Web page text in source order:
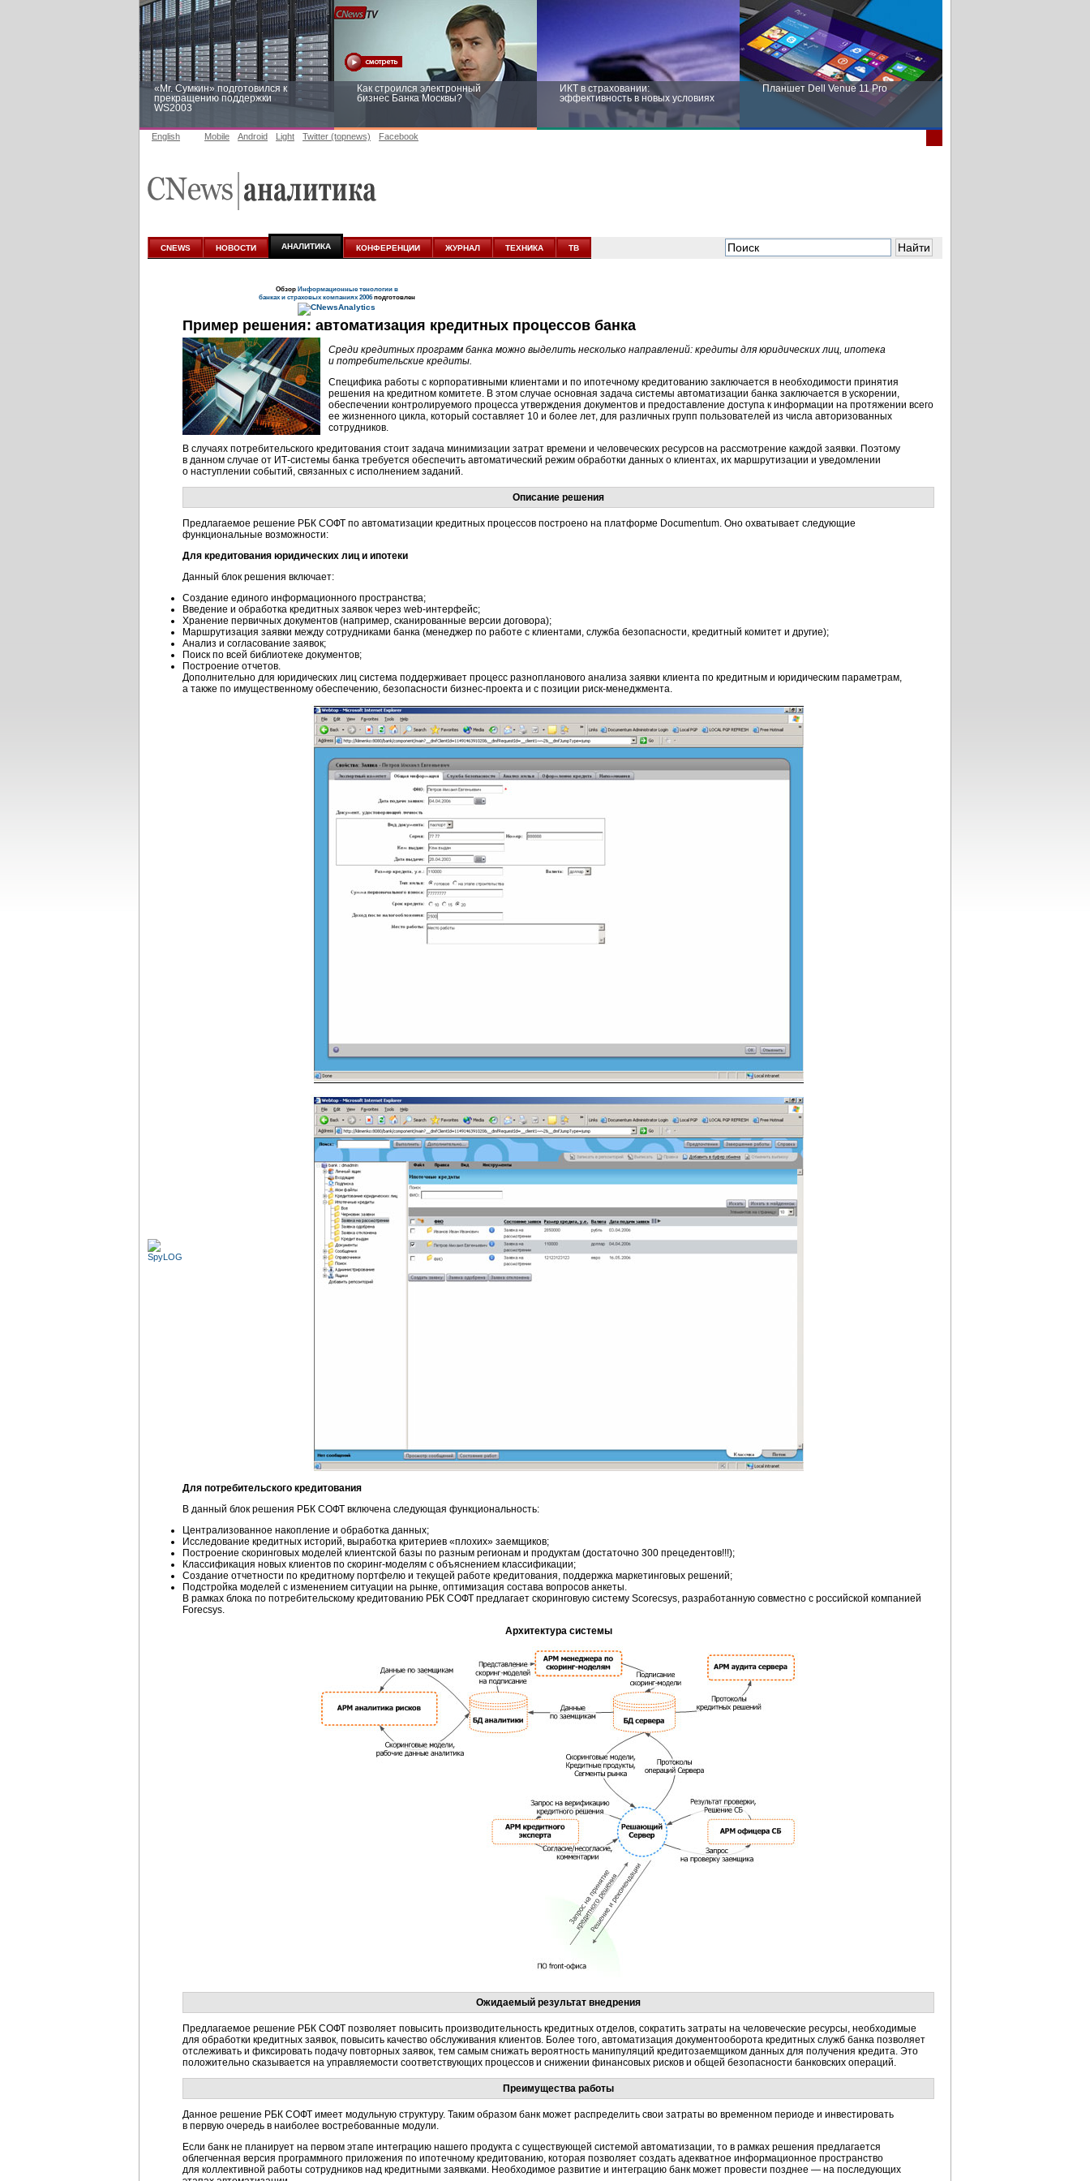
«Mr. Сумкин» подготовился к
прекращению поддержки
WS2003
Как строился электронный
бизнес Банка Москвы?
ИКТ в страховании:
эффективность в новых условиях
Планшет Dell Venue 11 Pro
аналитике
новых условиях
English Mobile Android Light Twitter (topnews) Facebook
CNEWS НОВОСТИ АНАЛИТИКА КОНФЕРЕНЦИИ ЖУРНАЛ ТЕХНИКА ТВ
Обзор Информационные тенологии в
банках и страховых компаниях 2006подготовлен
Пример решения: автоматизация кредитных процессов банка
Среди кредитных программ банка можно выделить несколько направлений: кредиты для юридических лиц, ипотека
и потребительские кредиты.
Специфика работы с корпоративными клиентами и по ипотечному кредитованию заключается в необходимости принятия
решения на кредитном комитете. В этом случае основная задача системы автоматизации банка заключается в ускорении,
обеспечении контролируемого процесса утверждения документов и предоставление доступа к информации на протяжении всего
ее жизненного цикла, который составляет 10 и более лет, для различных групп пользователей из числа авторизованных
сотрудников.
В случаях потребительского кредитования стоит задача минимизации затрат времени и человеческих ресурсов на рассмотрение каждой заявки. Поэтому
в данном случае от ИТ-системы банка требуется обеспечить автоматический режим обработки данных о клиентах, их маршрутизации и уведомлении
о наступлении событий, связанных с исполнением заданий.
Описание решения
Предлагаемое решение РБК СОФТ по автоматизации кредитных процессов построено на платформе Documentum. Оно охватывает следующие
функциональные возможности:
Для кредитования юридических лиц и ипотеки
Данный блок решения включает:
Создание единого информационного пространства;
Введение и обработка кредитных заявок через web-интерфейс;
Хранение первичных документов (например, сканированные версии договора);
Маршрутизация заявки между сотрудниками банка (менеджер по работе с клиентами, служба безопасности, кредитный комитет и другие);
Анализ и согласование заявок;
Поиск по всей библиотеке документов;
Построение отчетов.
Дополнительно для юридических лиц система поддерживает процесс разнопланового анализа заявки клиента по кредитным и юридическим параметрам,
а также по имущественному обеспечению, безопасности бизнес-проекта и с позиции риск-менеджмента.
Для потребительского кредитования
В данный блок решения РБК СОФТ включена следующая функциональность:
Централизованное накопление и обработка данных;
Исследование кредитных историй, выработка критериев «плохих» заемщиков;
Построение скоринговых моделей клиентской базы по разным регионам и продуктам (достаточно 300 прецедентов!!!);
Классификация новых клиентов по скоринг-моделям с объяснением классификации;
Создание отчетности по кредитному портфелю и текущей работе кредитования, поддержка маркетинговых решений;
Подстройка моделей с изменением ситуации на рынке, оптимизация состава вопросов анкеты.
В рамках блока по потребительскому кредитованию РБК СОФТ предлагает скоринговую систему Scorecsys, разработанную совместно с российской компанией
Forecsys.
Архитектура системы
Ожидаемый результат внедрения
Предлагаемое решение РБК СОФТ позволяет повысить производительность кредитных отделов, сократить затраты на человеческие ресурсы, необходимые
для обработки кредитных заявок, повысить качество обслуживания клиентов. Более того, автоматизация документооборота кредитных служб банка позволяет
отслеживать и фиксировать подачу повторных заявок, тем самым снижать вероятность манипуляций кредитозаемщиком данных для получения кредита. Это
положительно сказывается на управляемости соответствующих процессов и снижении финансовых рисков и общей безопасности банковских операций.
Преимущества работы
Данное решение РБК СОФТ имеет модульную структуру. Таким образом банк может распределить свои затраты во временном периоде и инвестировать
в первую очередь в наиболее востребованные модули.
Если банк не планирует на первом этапе интеграцию нашего продукта с существующей системой автоматизации, то в рамках решения предлагается
облегченная версия программного приложения по ипотечному кредитованию, которая позволяет создать адекватное информационное пространство
для коллективной работы сотрудников над кредитными заявками. Необходимое развитие и интеграцию банк может провести позднее — на последующих